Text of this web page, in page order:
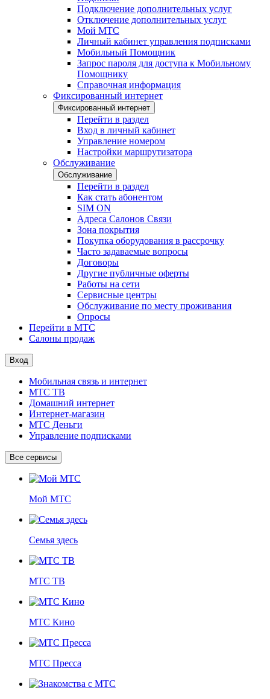
Подключение дополнительных услуг
Отключение дополнительных услуг
Мой МТС
Личный кабинет управления подписками
Мобильный Помощник
Запрос пароля для доступа к Мобильному
Помощнику
Справочная информация
Фиксированный интернет
Фиксированный интернет
Перейти в раздел
Вход в личный кабинет
Управление номером
Настройки маршрутизатора
Обслуживание
Обслуживание
Перейти в раздел
Как стать абонентом
SIM ON
Адреса Салонов Связи
Зона покрытия
Покупка оборудования в рассрочку
Часто задаваемые вопросы
Договоры
Другие публичные оферты
Работы на сети
Сервисные центры
Обслуживание по месту проживания
Опросы
Перейти в МТС
Салоны продаж
Вход
Мобильная связь и интернет
МТС ТВ
Домашний интернет
Интернет-магазин
МТС Деньги
Управление подписками
Все сервисы
Мой МТС
Семья здесь
МТС ТВ
МТС Кино
МТС Пресса